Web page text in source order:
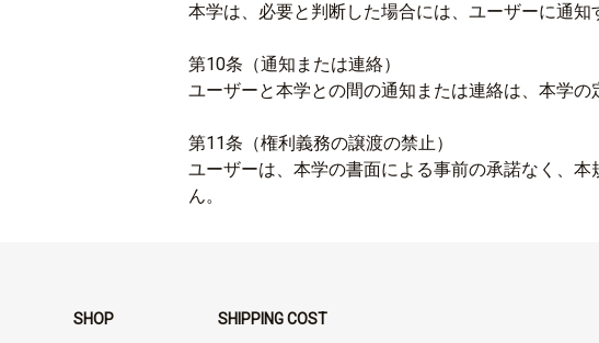
本学は、必要と判断した場合には、ユーザーに通
第10条（通知または連絡）
ユーザーと本学との間の通知または連絡は、本学の
第11条（権利義務の譲渡の禁止）
ユーザーは、本学の書面による事前の承諾なく、
ん。
SHOP SHIPPING COST